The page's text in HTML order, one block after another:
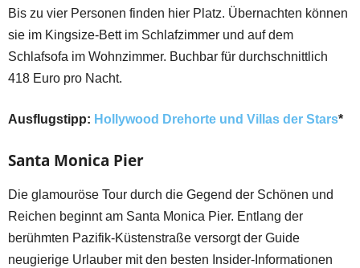
Bis zu vier Personen finden hier Platz. Übernachten können
sie im Kingsize-Bett im Schlafzimmer und auf dem
Schlafsofa im Wohnzimmer. Buchbar für durchschnittlich
418 Euro pro Nacht.
Ausflugstipp: Hollywood Drehorte und Villas der Stars*
Santa Monica Pier
Die glamouröse Tour durch die Gegend der Schönen und
Reichen beginnt am Santa Monica Pier. Entlang der
berühmten Pazifik-Küstenstraße versorgt der Guide
neugierige Urlauber mit den besten Insider-Informationen